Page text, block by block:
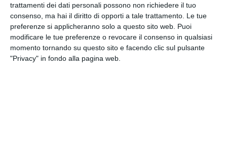
trattamenti dei dati personali possono non richiedere il tuo
consenso, ma hai il diritto di opporti a tale trattamento. Le tue
preferenze si applicheranno solo a questo sito web. Puoi
modificare le tue preferenze o revocare il consenso in qualsiasi
momento tornando su questo sito e facendo clic sul pulsante
"Privacy" in fondo alla pagina web.
CONDIVIDI QUESTA
CARTOLINA
Facebook, Twitter, WhatsApp, ...